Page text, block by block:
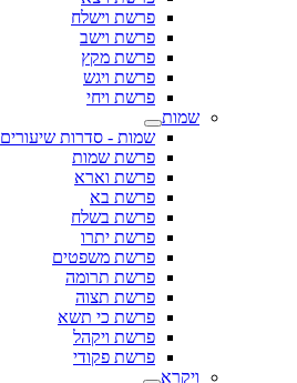
פרשת וישלח
פרשת וישב
פרשת מקץ
פרשת ויגש
פרשת ויחי
שמות
שמות - סדרות שיעורים
פרשת שמות
פרשת וארא
פרשת בא
פרשת בשלח
פרשת יתרו
פרשת משפטים
פרשת תרומה
פרשת תצוה
פרשת כי תשא
פרשת ויקהל
פרשת פקודי
ויקרא